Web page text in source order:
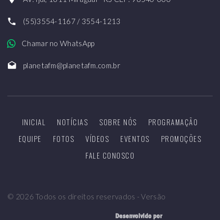
(55)3554-1167 / 3554-1213
Chamar no WhatsApp
planetafm@planetafm.com.br
INICIAL NOTÍCIAS SOBRE NÓS
PROGRAMAÇÃO
EQUIPE
FOTOS VÍDEOS EVENTOS
PROMOÇÕES
FALE CONOSCO
© 2026 Todos os direitos reservados - Versão